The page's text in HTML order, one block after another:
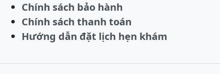
Chính sách bảo hành
Chính sách thanh toán
Hướng dẫn đặt lịch hẹn khám